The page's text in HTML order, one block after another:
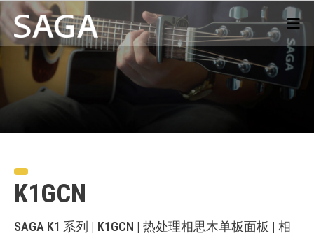
K1GCN
SAGA K1 系列 | K1GCN | 热处理相思木单板面板 | 相